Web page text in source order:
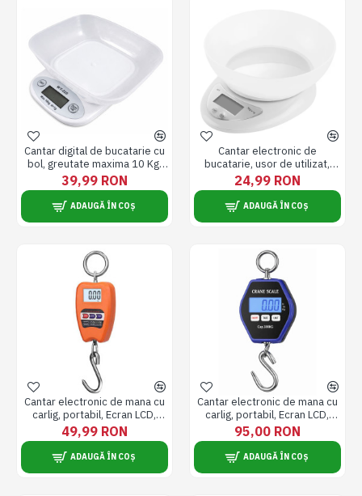
Cantar digital de bucatarie cu
bol, greutate maxima 10 Kg,
oprire automata
39,99 RON
ADAUGĂ ÎN COȘ
Cantar electronic de
bucatarie, usor de utilizat,
greutate maxima 5 Kg
24,99 RON
ADAUGĂ ÎN COȘ
Cantar electronic de mana cu
carlig, portabil, Ecran LCD,
capacitate maxima de 200 kg
49,99 RON
ADAUGĂ ÎN COȘ
Cantar electronic de mana cu
carlig, portabil, Ecran LCD,
capacitate maxima de 300 kg
95,00 RON
ADAUGĂ ÎN COȘ